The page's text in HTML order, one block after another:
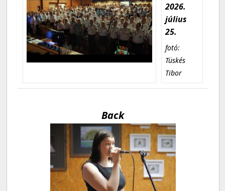
2026.
július
25.
fotó:
Tüskés
Tibor
Back